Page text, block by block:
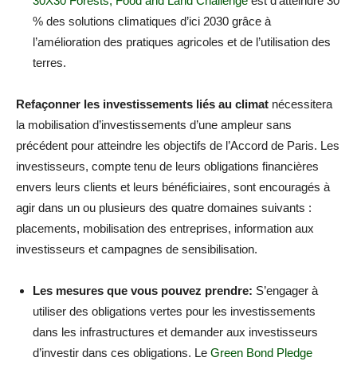
% des solutions climatiques d’ici 2030 grâce à
l’amélioration des pratiques agricoles et de l’utilisation des
terres.
Refaçonner les investissements liés au climat nécessitera
la mobilisation d’investissements d’une ampleur sans
précédent pour atteindre les objectifs de l’Accord de Paris. Les
investisseurs, compte tenu de leurs obligations financières
envers leurs clients et leurs bénéficiaires, sont encouragés à
agir dans un ou plusieurs des quatre domaines suivants :
placements, mobilisation des entreprises, information aux
investisseurs et campagnes de sensibilisation.
Les mesures que vous pouvez prendre: S’engager à
utiliser des obligations vertes pour les investissements
dans les infrastructures et demander aux investisseurs
d’investir dans ces obligations. Le Green Bond Pledge